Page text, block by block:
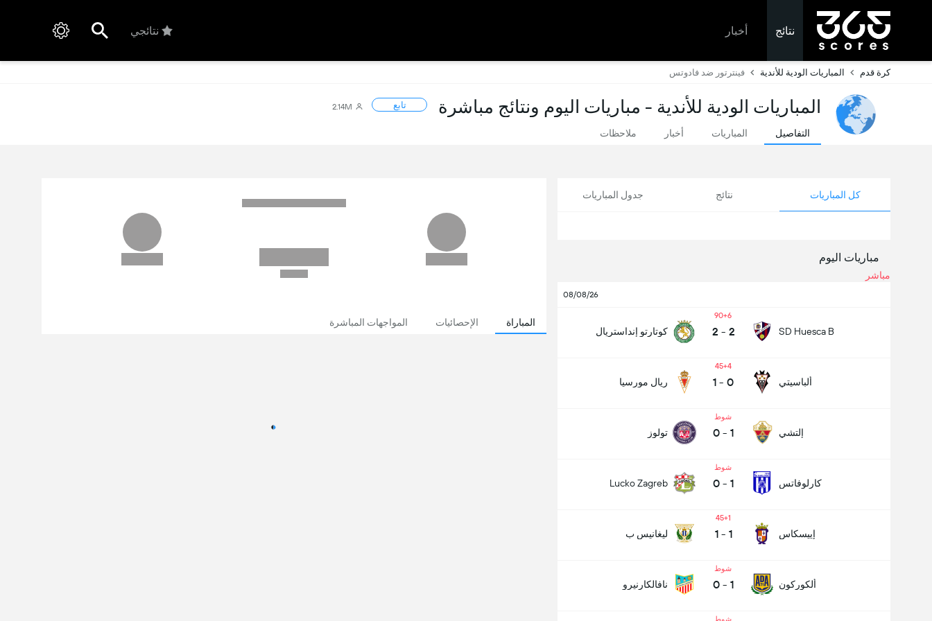
نتائج أخبار نتائجي
كرة قدم المباريات الودية للأندية فينترتور ضد فادوتس
المباريات الودية للأندية - مباريات اليوم ونتائج مباشرة تابع 2.14M
التفاصيل المباريات أخبار ملاحظات
كل المباريات نتائج جدول المباريات
مباريات اليوم
مباشر
08/08/26
SD Huesca B
90+6
2
-
2 كوتارتو إنداستريال
ألباسيتي
45+4
0
-
1 ريال مورسيا
إلتشي
شوط
1
-
0 تولوز
كارلوفاتس
شوط
1
-
0
Lucko Zagreb
إييسكاس
45+1
1
-
1 ليغانيس ب
ألكوركون
شوط
1
-
0 نافالكارنيرو
شوط
المباراة الإحصائيات المواجهات المباشرة